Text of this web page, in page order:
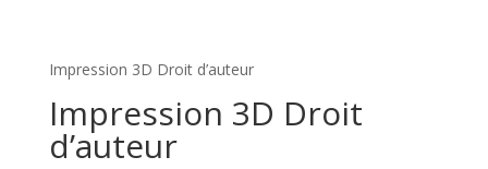
Impression 3D Droit d’auteur
Impression 3D Droit
d’auteur